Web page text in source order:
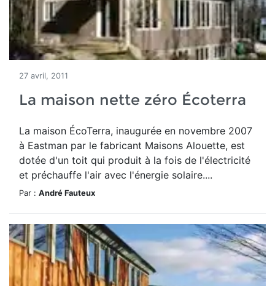
27 avril, 2011
La maison nette zéro Écoterra
La maison ÉcoTerra, inaugurée en novembre 2007
à Eastman par le fabricant Maisons Alouette, est
dotée d'un toit qui produit à la fois de l'électricité
et préchauffe l'air avec l'énergie solaire....
Par : André Fauteux